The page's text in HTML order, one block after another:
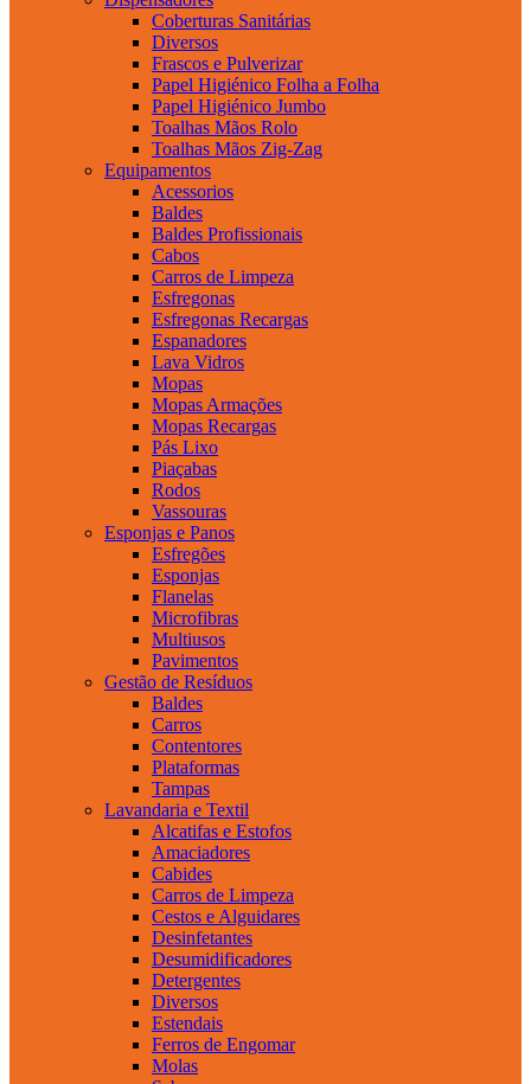
Coberturas Sanitárias
Diversos
Frascos e Pulverizar
Papel Higiénico Folha a Folha
Papel Higiénico Jumbo
Toalhas Mãos Rolo
Toalhas Mãos Zig-Zag
Equipamentos
Acessorios
Baldes
Baldes Profissionais
Cabos
Carros de Limpeza
Esfregonas
Esfregonas Recargas
Espanadores
Lava Vidros
Mopas
Mopas Armações
Mopas Recargas
Pás Lixo
Piaçabas
Rodos
Vassouras
Esponjas e Panos
Esfregões
Esponjas
Flanelas
Microfibras
Multiusos
Pavimentos
Gestão de Resíduos
Baldes
Carros
Contentores
Plataformas
Tampas
Lavandaria e Textil
Alcatifas e Estofos
Amaciadores
Cabides
Carros de Limpeza
Cestos e Alguidares
Desinfetantes
Desumidificadores
Detergentes
Diversos
Estendais
Ferros de Engomar
Molas